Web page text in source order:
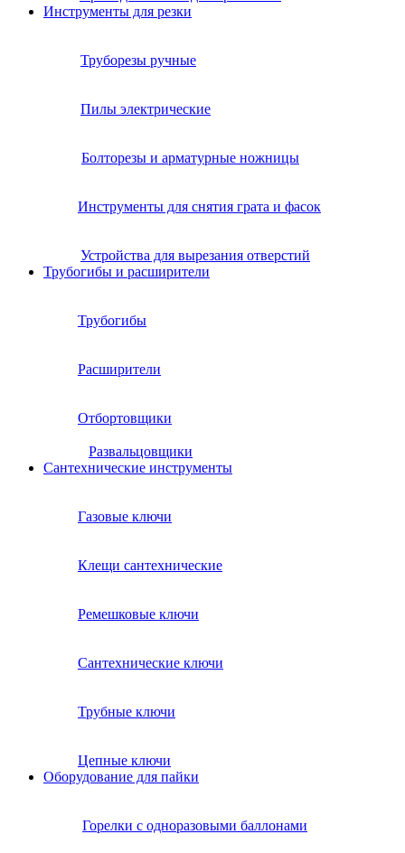
Инструменты для резки
Труборезы ручные
Пилы электрические
Болторезы и арматурные ножницы
Инструменты для снятия грата и фасок
Устройства для вырезания отверстий
Трубогибы и расширители
Трубогибы
Расширители
Отбортовщики
Развальцовщики
Сантехнические инcтрументы
Газовые ключи
Клещи сантехнические
Ремешковые ключи
Сантехнические ключи
Трубные ключи
Цепные ключи
Оборудование для пайки
Горелки с одноразовыми баллонами